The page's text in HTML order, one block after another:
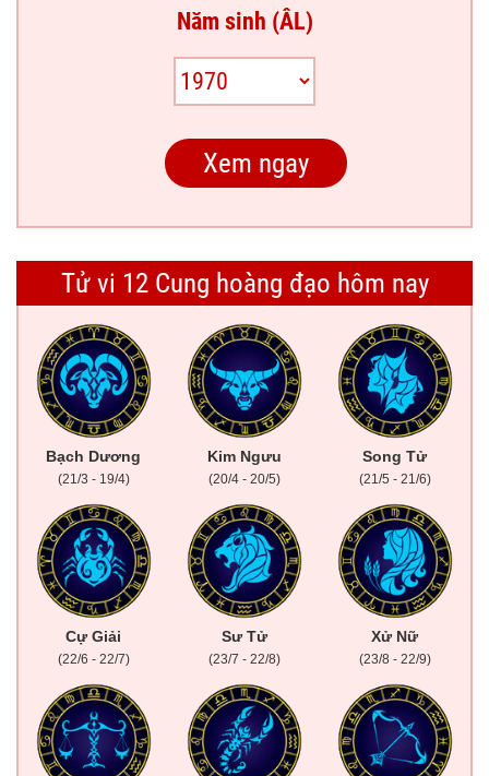
Năm sinh (ÂL)
Tử vi 12 Cung hoàng đạo hôm nay
Bạch Dương
(21/3 - 19/4)
Kim Ngưu
(20/4 - 20/5)
Song Tử
(21/5 - 21/6)
Cự Giải
(22/6 - 22/7)
Sư Tử
(23/7 - 22/8)
Xử Nữ
(23/8 - 22/9)